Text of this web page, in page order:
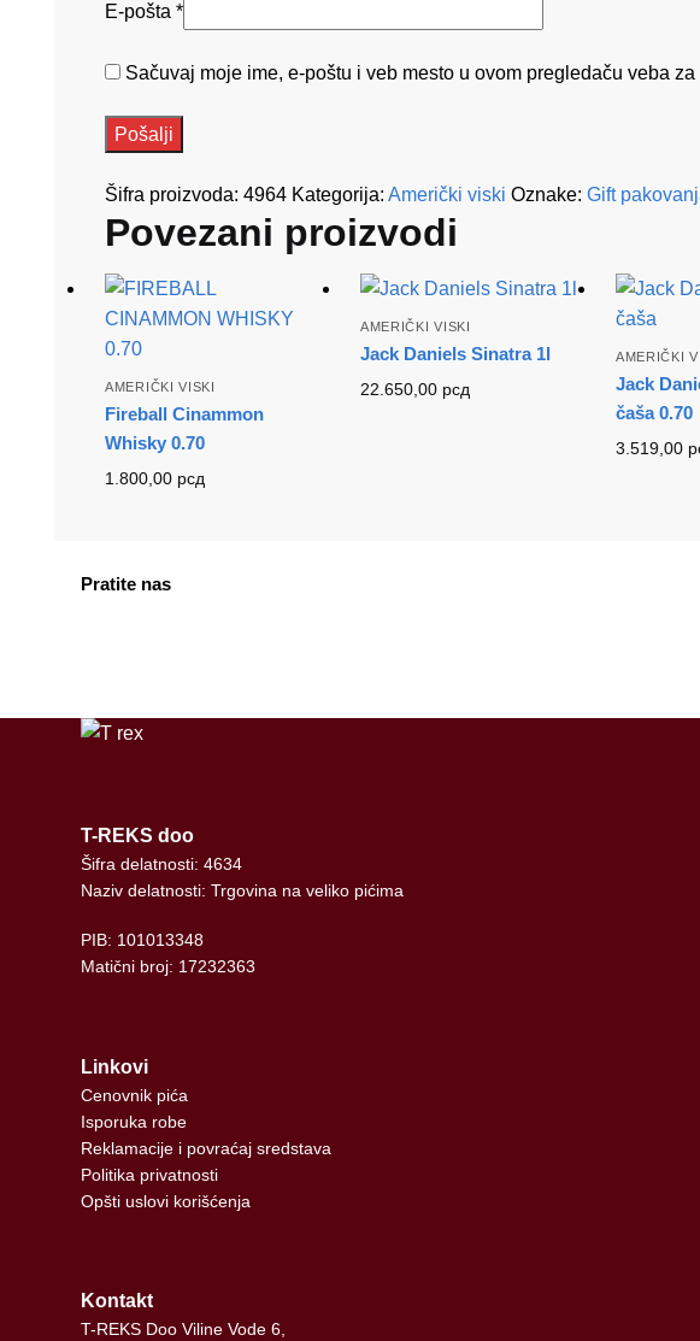
E-pošta *
Sačuvaj moje ime, e-poštu i veb mesto u ovom pregledaču veba
Šifra proizvoda: 4964 Kategorija: Američki viski Oznake: Gift
Povezani proizvodi
AMERIČKI VISKI
Fireball Cinammon
Whisky 0.70
1.800,00 рсд
AMERIČKI VISKI
Jack Daniels Sinatra 1l
22.650,00 рсд
AMERIČKI
Jack
čaša 0.70
3.519,00
Pratite nas
T-REKS doo
Šifra delatnosti: 4634
Naziv delatnosti: Trgovina na veliko pićima
PIB: 101013348
Matični broj: 17232363
Linkovi
Cenovnik pića
Isporuka robe
Reklamacije i povraćaj sredstava
Politika privatnosti
Opšti uslovi korišćenja
Kontakt
T-REKS Doo Viline Vode 6,